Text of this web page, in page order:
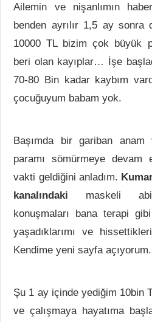
Ailemin ve nişanlımın
benden ayrılır 1,5 ay sonra
10000 TL bizim çok büyük
beri olan kayıplar… İşe
70-80 Bin kadar kaybım
çocuğuyum babam yok.
Başımda bir gariban
paramı sömürmeye devam
vakti geldiğini anladım.
kanalındaki maskeli
konuşmaları bana terapi
yaşadıklarımı ve
Kendime yeni sayfa açıyorum.
Şu 1 ay içinde yediğim 10bin
ve çalışmaya hayatıma